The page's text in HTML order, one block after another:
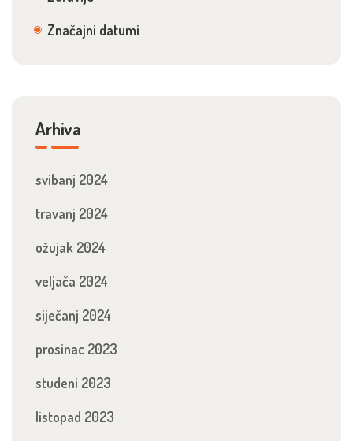
Značajni datumi
Arhiva
svibanj 2024
travanj 2024
ožujak 2024
veljača 2024
siječanj 2024
prosinac 2023
studeni 2023
listopad 2023